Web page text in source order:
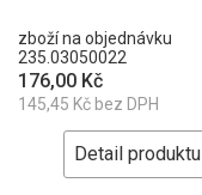
zboží na objednávku
235.03050022
176,00 Kč
145,45 Kč bez DPH
Detail produktu